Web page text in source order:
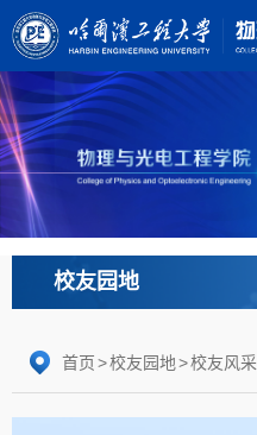
校友园地
首页>校友园地>校友风采